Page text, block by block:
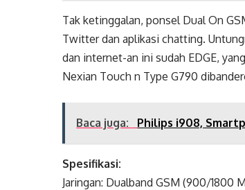
Tak ketinggalan, ponsel Dual On
Twitter dan aplikasi chatting.
dan internet-an ini sudah EDGE,
Nexian Touch n Type G790
Baca juga: Philips i908,
Spesifikasi:
Jaringan: Dualband GSM (900/1800